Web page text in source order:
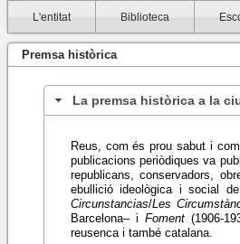
L'entitat Biblioteca
Premsa històrica
La premsa històrica a la
Reus, com és prou sabut i
publicacions periòdiques va
republicans, conservadors,
ebullició ideològica i social
Circunstancias/Les
Barcelona– i Foment(1906-
reusenca i també catalana.